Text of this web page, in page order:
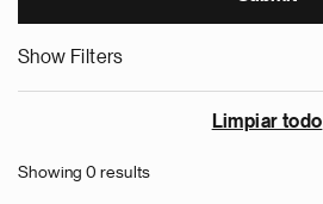
Show Filters
Limpiar todo
Showing 0 results